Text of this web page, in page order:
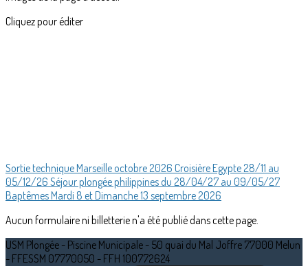
Cliquez pour éditer
Sortie technique Marseille octobre 2026 Croisière Egypte 28/11 au
05/12/26 Séjour plongée philippines du 28/04/27 au 09/05/27
Baptêmes Mardi 8 et Dimanche 13 septembre 2026
Aucun formulaire ni billetterie n'a été publié dans cette page.
USM Plongée - Piscine Municipale - 50 quai du Mal Joffre 77000 Melun
- FFESSM 07770050 - FFH 100772624